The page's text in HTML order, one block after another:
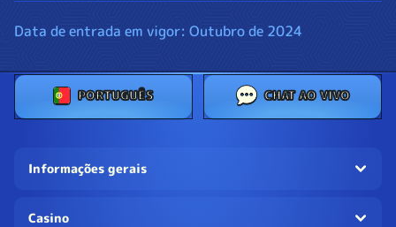
Data de entrada em vigor: Outubro de 2024
PORTUGUÊS CHAT AO VIVO
Informações gerais
Casino